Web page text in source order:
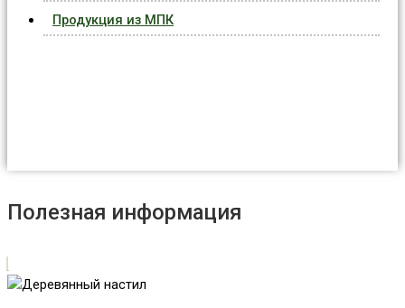
Продукция из МПК
Полезная информация